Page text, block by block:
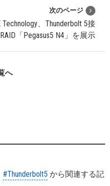
次のページ
Technology、Thunderbolt 5接
「Pegasus5 N4」を展示
へ
#Thunderbolt5 から関連する記